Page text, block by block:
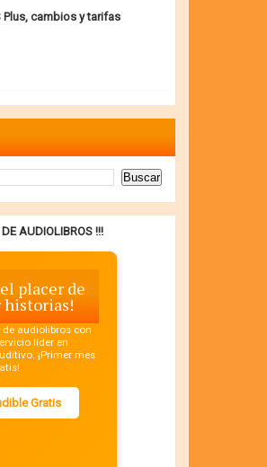
Plus, cambios y tarifas
DE AUDIOLIBROS !!!
placer de
historias!
audiolibros con
líder en
¡Primer mes
Gratis